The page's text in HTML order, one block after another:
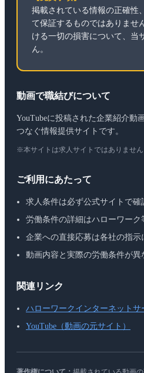
掲載されている情報の正確性
て保証するものではありませ
ける一切の損害について、当
ん。
動画で職結びについて
YouTubeに投稿された企業紹介動
つなぐ情報提供サイトです。
※本サイトは求人サイトではありません
ご利用にあたって
求人条件は必ず公式サイトで確
労働条件の詳細はハローワーク
企業への直接応募は各社の指示
動画内容と実際の労働条件が異
関連リンク
ハローワークインターネットサ
YouTube（動画の元サイト）